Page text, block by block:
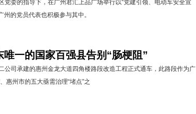
党委的指导下，在广州君汇上品广场举行以“党建引领、电动车安全宣
的党员代表也积极参与其中。
唯一的国家百强县告别“肠梗阻”
司承建的惠州金龙大道四角楼路段改造工程正式通车，此路段作为广
惠州市的五大亟需治理“堵点”之